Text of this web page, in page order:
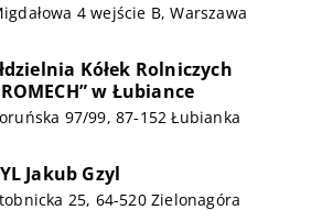
4 wejście B, Warszawa
Kółek Rolniczych
w Łubiance
97/99, 87-152 Łubianka
Jakub Gzyl
25, 64-520 Zielonagóra